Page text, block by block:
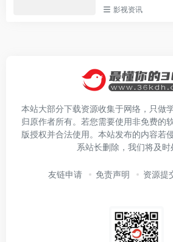
影视资讯
本站大部分下载资源收集于网络，只做
归原作者所有。若您需要使用非免费的
版授权并合法使用。本站发布的内容若
系站长删除，我们将及时
友链申请 免责声明 资源提